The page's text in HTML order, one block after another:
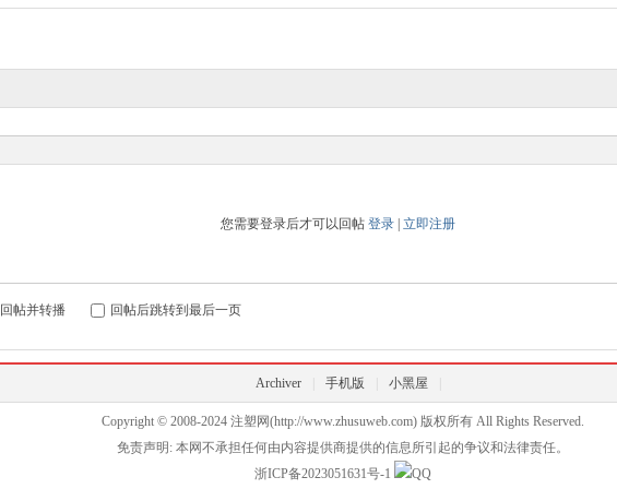
您需要登录后才可以回帖 登录 立即注册
回帖并转播 回帖后跳转到最后一页
Archiver 手机版 小黑屋
Copyright © 2008-2024 注塑网(http://www.zhusuweb.com) 版权所有 All Rights Reserved.
免责声明: 本网不承担任何由内容提供商提供的信息所引起的争议和法律责任。
浙ICP备2023051631号-1